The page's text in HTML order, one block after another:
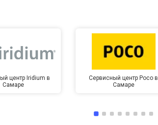
центр Iridium в
Самаре
Сервисный центр Poco в
Самаре